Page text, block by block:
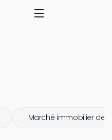
Marché immobilier de